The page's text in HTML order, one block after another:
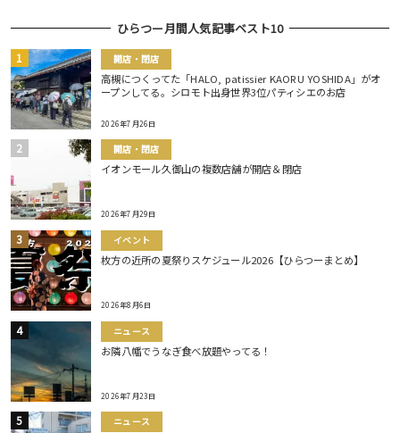
ひらつー月間人気記事ベスト10
開店・閉店
高槻につくってた「HALO, patissier KAORU YOSHIDA」がオ
ープンしてる。シロモト出身世界3位パティシエのお店
2026年7月26日
開店・閉店
イオンモール久御山の複数店舗が開店＆閉店
2026年7月29日
イベント
枚方の近所の夏祭りスケジュール2026【ひらつーまとめ】
2026年8月6日
ニュース
お隣八幡でうなぎ食べ放題やってる！
2026年7月23日
ニュース